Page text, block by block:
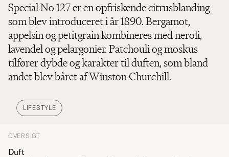
Special No 127 er en opfriskende citrusblanding
som blev introduceret i år 1890. Bergamot,
appelsin og petitgrain kombineres med neroli,
lavendel og pelargonier. Patchouli og moskus
tilfører dybde og karakter til duften, som bland
andet blev båret af Winston Churchill.
LIFESTYLE
OVERSIGT
Duft